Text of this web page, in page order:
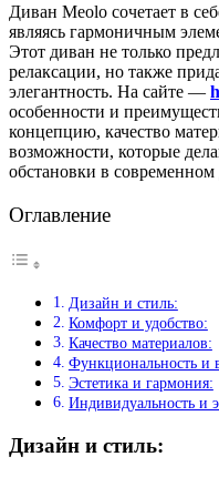
Диван Meolo сочетает в
являясь гармоничным
Этот диван не только
релаксации, но также
элегантность. На сайте —
особенности и
концепцию, качество
возможности, которые
обстановки в
Оглавление
Дизайн и стиль:
Комфорт и удобство:
Качество материалов:
Функциональность и
Эстетика и гармония:
Индивидуальность и
Дизайн и стиль: